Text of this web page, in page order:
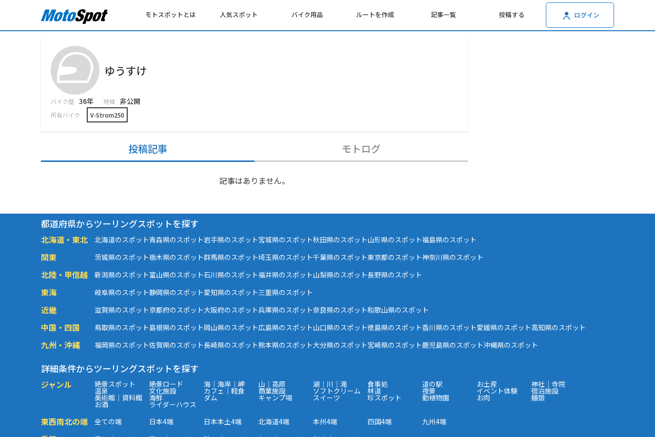
モトスポットとは 人気スポット バイク用品 ルートを作成 記事一覧 投稿する ログイン
ゆうすけ
バイク歴 36年 地域 非公開
所有バイク V-Strom250
投稿記事 モトログ
記事はありません。
都道府県からツーリングスポットを探す
北海道・東北 北海道のスポット青森県のスポット岩手県のスポット宮城県のスポット秋田県のスポット山形県のスポット福島県のスポット
関東 茨城県のスポット栃木県のスポット群馬県のスポット埼玉県のスポット千葉県のスポット東京都のスポット神奈川県のスポット
北陸・甲信越 新潟県のスポット富山県のスポット石川県のスポット福井県のスポット山梨県のスポット長野県のスポット
東海 岐阜県のスポット静岡県のスポット愛知県のスポット三重県のスポット
近畿 滋賀県のスポット京都府のスポット大阪府のスポット兵庫県のスポット奈良県のスポット和歌山県のスポット
中国・四国 鳥取県のスポット島根県のスポット岡山県のスポット広島県のスポット山口県のスポット徳島県のスポット香川県のスポット愛媛県のスポット高知県のスポット
九州・沖縄 福岡県のスポット佐賀県のスポット長崎県のスポット熊本県のスポット大分県のスポット宮崎県のスポット鹿児島県のスポット沖縄県のスポット
詳細条件からツーリングスポットを探す
ジャンル 絶景スポット 絶景ロード 海｜海岸｜岬 山｜高原 湖｜川｜滝 食事処 道の駅 お土産 神社｜寺院
温泉 文化施設 カフェ｜軽食 商業施設 ソフトクリーム 林道 夜景 イベント体験 宿泊施設
美術館｜資料館 海鮮 ダム キャンプ場 スイーツ 珍スポット 動植物園 お肉 麺類
お酒 ライダーハウス
東西南北の端 全ての端 日本4端 日本本土4端 北海道4端 本州4端 四国4端 九州4端